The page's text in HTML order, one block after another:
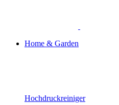
Home & Garden
Hochdruckreiniger